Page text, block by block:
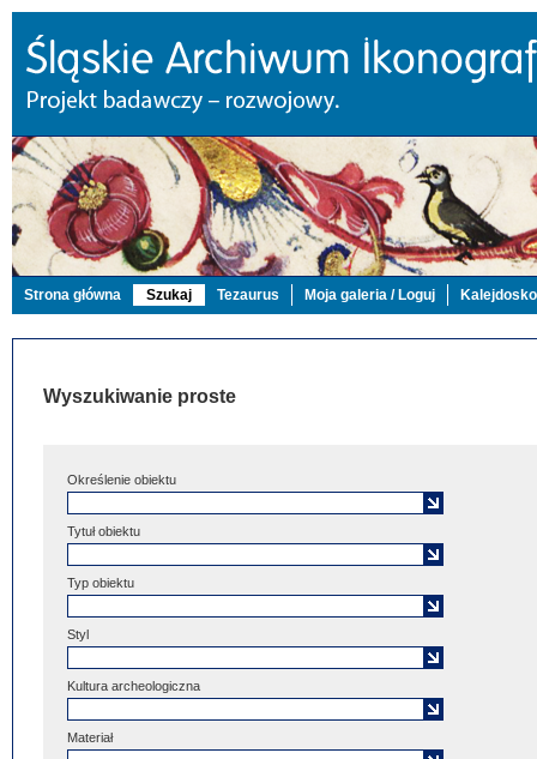
Strona główna Szukaj Tezaurus Moja galeria / Loguj
Wyszukiwanie proste
Określenie obiektu
Tytuł obiektu
Typ obiektu
Styl
Kultura archeologiczna
Materiał